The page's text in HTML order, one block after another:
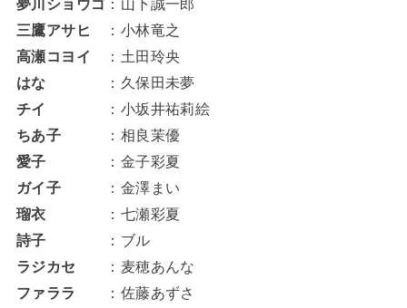
夢川ショウゴ ：山下誠一郎
三鷹アサヒ
：小林竜之
高瀬コヨイ
：土田玲央
はな
：久保田未夢
チイ
：小坂井祐莉絵
ちあ子
：相良茉優
愛子
：金子彩夏
ガイ子
：金澤まい
瑠衣
：七瀬彩夏
詩子
：ブル
ラジカセ
：麦穂あんな
ファララ
：佐藤あずさ